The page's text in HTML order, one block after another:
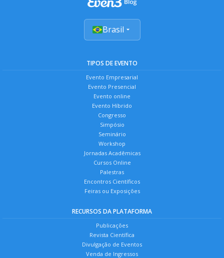
Brasil
TIPOS DE EVENTO
Evento Empresarial
Evento Presencial
Evento online
Evento Híbrido
Congresso
Simpósio
Seminário
Workshop
Jornadas Acadêmicas
Cursos Online
Palestras
Encontros Científicos
Feiras ou Exposições
RECURSOS DA PLATAFORMA
Publicações
Revista Científica
Divulgação de Eventos
Venda de Ingressos